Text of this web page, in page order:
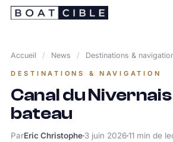
Passer
Accueil / News / Destinations &
DESTINATIONS & NAVIGATION
Canal du
bateau
ParEric Christophe3 juin 202611 min de